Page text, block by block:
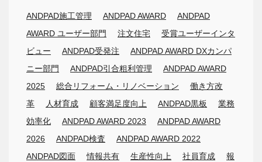
ANDPAD施工管理 ANDPAD AWARD
ANDPAD
AWARD ユーザー部門
注文住宅
受賞ユーザーインタ
ビュー
ANDPAD受発注
ANDPAD AWARD DXカンパ
ニー部門
ANDPAD引合粗利管理
ANDPAD AWARD
2025
総合リフォーム・リノベーション
働き方改
革
人材育成 顧客満足度向上 ANDPAD黒板
業務
効率化
ANDPAD AWARD 2023
ANDPAD AWARD
2026
ANDPAD検査
ANDPAD AWARD 2022
ANDPAD図面
情報共有 生産性向上 社員育成
報